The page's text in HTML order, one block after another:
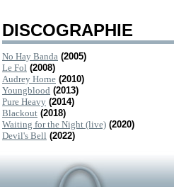
DISCOGRAPHIE
No Hay Banda (2005)
Le Fol (2008)
Audrey Horne (2010)
Youngblood (2013)
Pure Heavy (2014)
Blackout (2018)
Waiting for the Night (live) (2020)
Devil's Bell (2022)